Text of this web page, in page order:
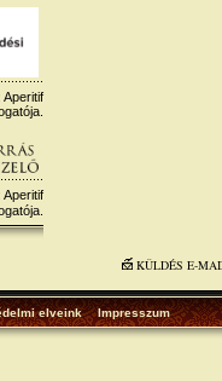
Aperitif
Aperitif
KÜLDÉS E-
elveink Impresszum